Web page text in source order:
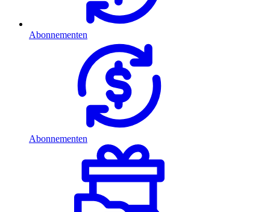
Abonnementen
Abonnementen